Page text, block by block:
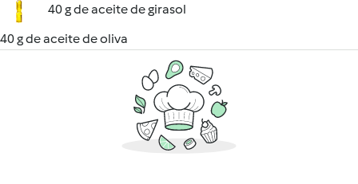
40 g de aceite de girasol
40 g de aceite de oliva